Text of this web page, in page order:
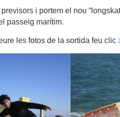
i portem el nou
passeig marítim.
les fotos de la sortida feu clic